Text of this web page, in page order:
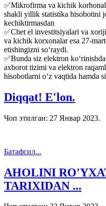
✅Mikrofirma va kichik
shakli yillik statistika hisobotini
kechiktirmasdan
✅Chet el investitsiyalari va
va kichik korxonalar esa 27-
etishingizni so‘raydi.
✅Bunda siz elektron
axborot tizimi va elektron
hisobotlarni o‘z vaqtida hamda
Diqqat! E'lon.
Чоп этилган: 27 Январ 2023.
Батафсил...
AHOLINI
TARIXIDAN ...